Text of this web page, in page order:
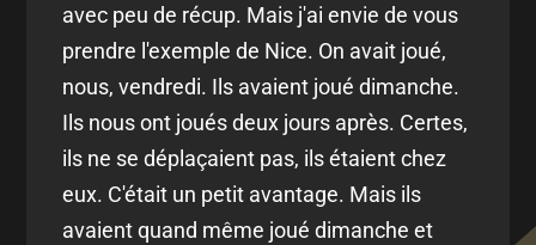
avec peu de récup. Mais j'ai envie de vous
prendre l'exemple de Nice. On avait joué,
nous, vendredi. Ils avaient joué dimanche.
Ils nous ont joués deux jours après. Certes,
ils ne se déplaçaient pas, ils étaient chez
eux. C'était un petit avantage. Mais ils
avaient quand même joué dimanche et